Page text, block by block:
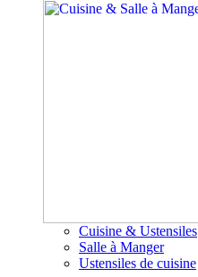
Cuisine & Ustensiles
Salle à Manger
Ustensiles de cuisine